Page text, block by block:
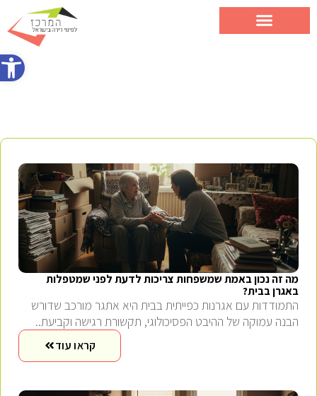
פתח
מה זה נכון באמת שמשפחות צריכות לדעת לפני שמטפלות
באגרן בבית?
התמודדות עם אגרנות כפייתית בבית היא אתגר מורכב שדורש
הבנה עמוקה של ההיבט הפסיכולוגי, תקשורת רגישה וקביעת..
קראו עוד